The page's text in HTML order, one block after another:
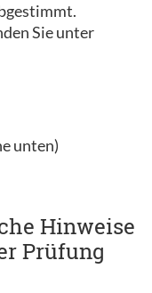
Sie unter
unten)
Hinweise
Prüfung